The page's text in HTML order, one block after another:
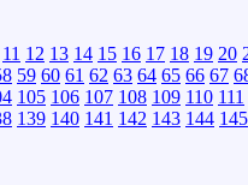
11 12 13 14 15 16 17 18 19 20
59 60 61 62 63 64 65 66 67
105 106 107 108 109 110 111
139 140 141 142 143 144 145